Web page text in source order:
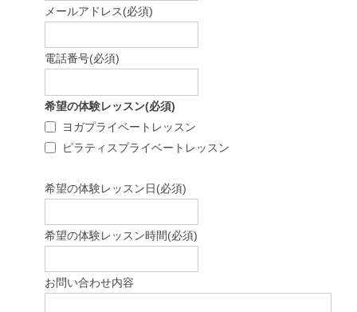
メールアドレス(必須)
電話番号(必須)
希望の体験レッスン(必須)
ヨガプライベートレッスン
ピラティスプライベートレッスン
希望の体験レッスン日(必須)
希望の体験レッスン時間(必須)
お問い合わせ内容